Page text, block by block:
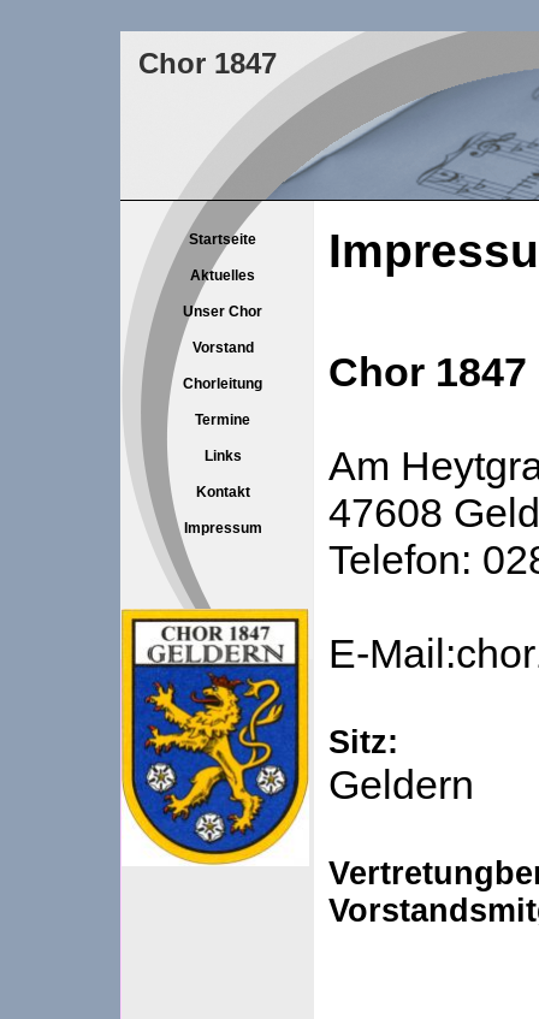
Chor 1847
Startseite
Aktuelles
Unser Chor
Vorstand
Chorleitung
Termine
Links
Kontakt
Impressum
Chor 1847
Am
47608
Telefon:
E-
Sitz:
Geldern